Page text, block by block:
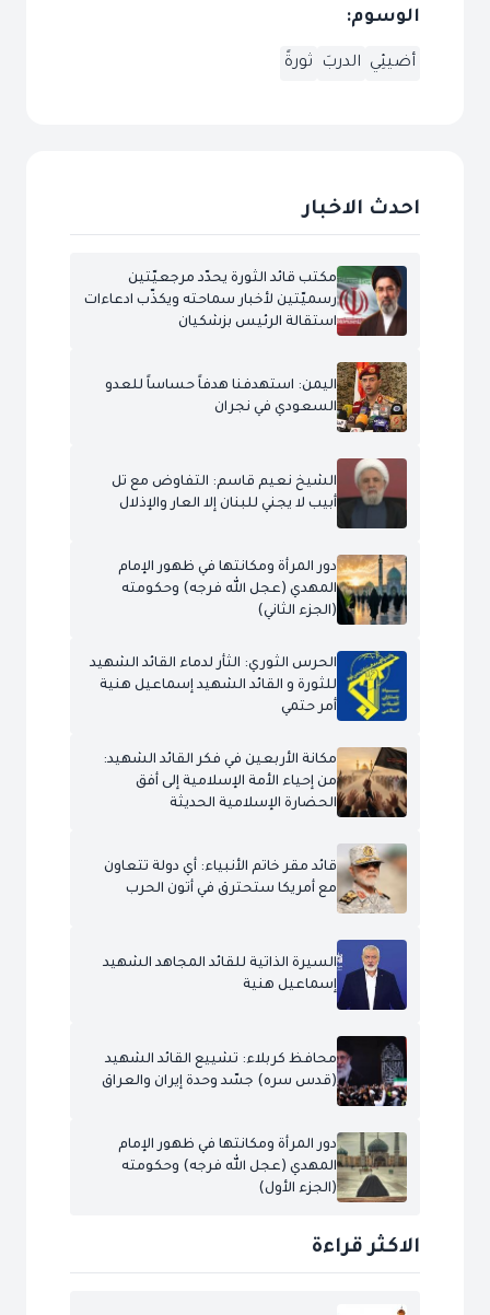
الوسوم:
أضيئِي الدربَ ثورةً
احدث الاخبار
مكتب قائد الثورة يحدّد مرجعيّتين
رسميّتين لأخبار سماحته ويكذّب ادعاءات
استقالة الرئيس بزشكيان
اليمن: استهدفنا هدفاً حساساً للعدو
السعودي في نجران
الشيخ نعيم قاسم: التفاوض مع تل
أبيب لا يجني للبنان إلا العار والإذلال
دور المرأة ومكانتها في ظهور الإمام
المهدي (عجل الله فرجه) وحكومته
(الجزء الثاني)
الحرس الثوري: الثأر لدماء القائد الشهيد
للثورة و القائد الشهيد إسماعيل هنية
أمر حتمي
مكانة الأربعين في فكر القائد الشهيد:
من إحياء الأمة الإسلامية إلى أفق
الحضارة الإسلامية الحديثة
قائد مقر خاتم الأنبياء: أي دولة تتعاون
مع أمريكا ستحترق في أتون الحرب
السيرة الذاتية للقائد المجاهد الشهيد
إسماعيل هنية
محافظ كربلاء: تشييع القائد الشهيد
(قدس سره) جسّد وحدة إيران والعراق
دور المرأة ومكانتها في ظهور الإمام
المهدي (عجل الله فرجه) وحكومته
(الجزء الأول)
الاكثر قراءة